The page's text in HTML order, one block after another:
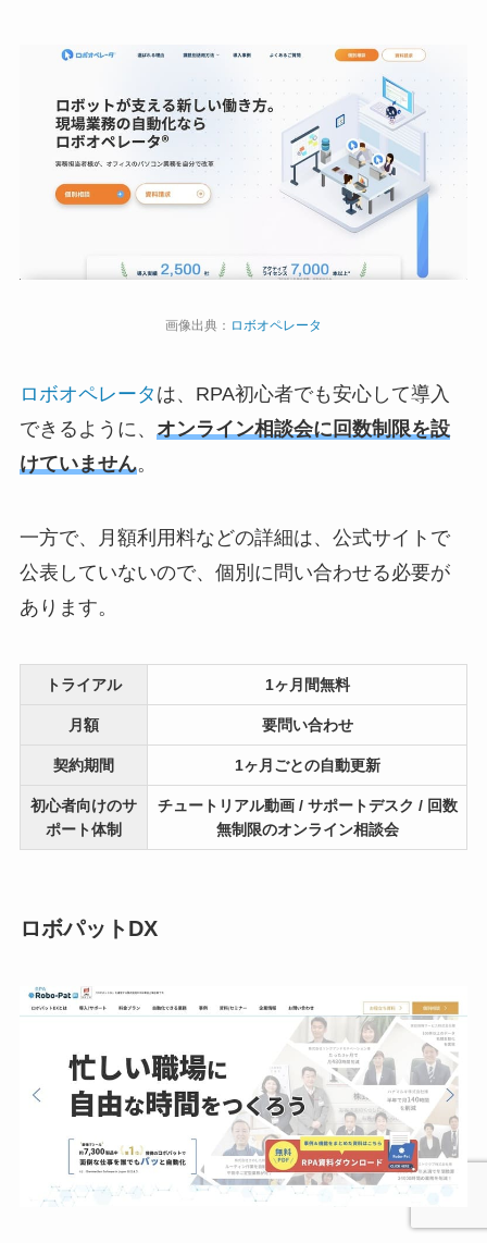
画像出典： ロボオペレータ
ロボオペレータ は、RPA初心者でも安心して導入
できるように、 オンライン相談会に回数制限を設
けていません。
一方で、月額利用料などの詳細は、公式サイトで
公表していないので、個別に問い合わせる必要が
あります。
トライアル 1ヶ月間無料
月額 要問い合わせ
契約期間 1ヶ月ごとの自動更新
初心者向けのサ
ポート体制
チュートリアル動画 / サポートデスク / 回数
無制限のオンライン相談会
ロボパットDX